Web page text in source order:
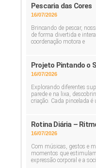
Pescaria das Cores
16/07/2026
Brincando de pescar,
de forma divertida e
coordenação motora e
Projeto Pintando o
16/07/2026
Explorando diferentes
parede e na lixa,
criação. Cada pincelada é
Rotina Diária –
16/07/2026
Com músicas, gestos e
momentos que
expressão corporal e a